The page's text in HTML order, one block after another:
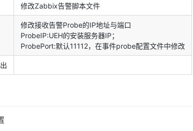
修改Zabbix告警脚本文件
修改接收告警Probe的IP地址与端口
ProbeIP:UEH的安装服务器IP；
ProbePort:默认11112，在事件probe配置文件中修改